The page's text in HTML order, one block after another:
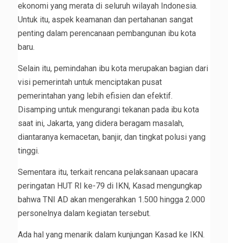
ekonomi yang merata di seluruh wilayah Indonesia.
Untuk itu, aspek keamanan dan pertahanan sangat
penting dalam perencanaan pembangunan ibu kota
baru.
Selain itu, pemindahan ibu kota merupakan bagian dari
visi pemerintah untuk menciptakan pusat
pemerintahan yang lebih efisien dan efektif.
Disamping untuk mengurangi tekanan pada ibu kota
saat ini, Jakarta, yang didera beragam masalah,
diantaranya kemacetan, banjir, dan tingkat polusi yang
tinggi.
Sementara itu, terkait rencana pelaksanaan upacara
peringatan HUT RI ke-79 di IKN, Kasad mengungkap
bahwa TNI AD akan mengerahkan 1.500 hingga 2.000
personelnya dalam kegiatan tersebut.
Ada hal yang menarik dalam kunjungan Kasad ke IKN.